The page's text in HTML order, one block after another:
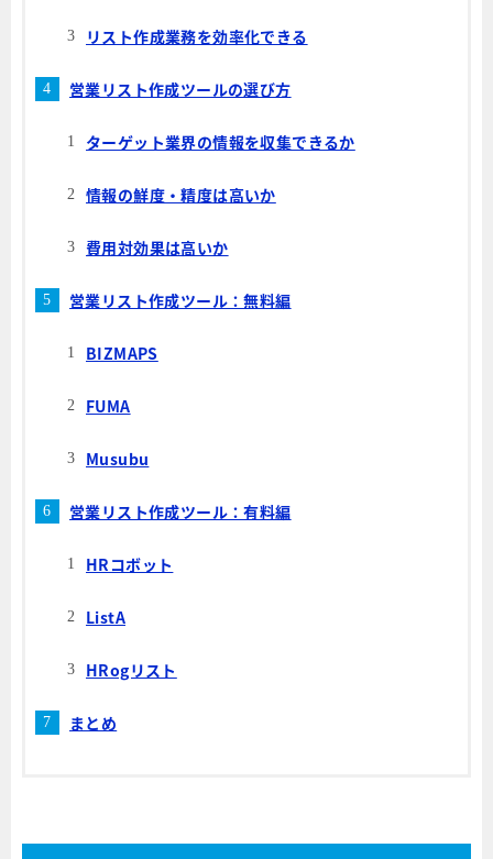
リスト作成業務を効率化できる
営業リスト作成ツールの選び方
ターゲット業界の情報を収集できるか
情報の鮮度・精度は高いか
費用対効果は高いか
営業リスト作成ツール：無料編
BIZMAPS
FUMA
Musubu
営業リスト作成ツール：有料編
HRコボット
ListA
HRogリスト
まとめ